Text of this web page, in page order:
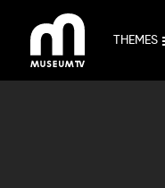
contenu
THEMES